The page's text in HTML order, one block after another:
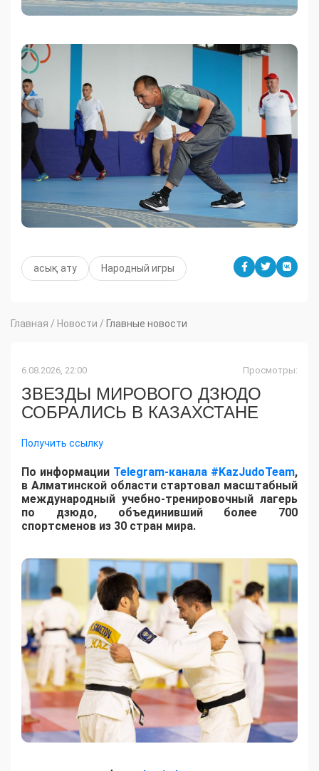
асық ату Народный игры
Главная / Новости / Главные новости
6.08.2026, 22:00 Просмотры:
ЗВЕЗДЫ МИРОВОГО ДЗЮДО
СОБРАЛИСЬ В КАЗАХСТАНЕ
Получить ссылку
По информации Telegram-канала #KazJudoTeam,
в Алматинской области стартовал масштабный
международный учебно-тренировочный лагерь
по дзюдо, объединивший более 700
спортсменов из 30 стран мира.